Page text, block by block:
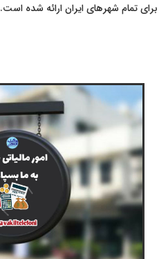
برای تمام شهرهای ایران ارائه شده است.